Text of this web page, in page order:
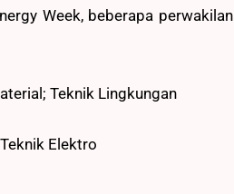
Week, beberapa perwakilan
Teknik Lingkungan
Elektro